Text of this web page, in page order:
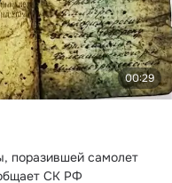
00:29
поразившей самолет